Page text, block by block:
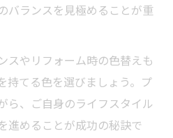
バランスを見極めることが重
スやリフォーム時の色替えも
持てる色を選びましょう。プ
ら、ご自身のライフスタイル
進めることが成功の秘訣で